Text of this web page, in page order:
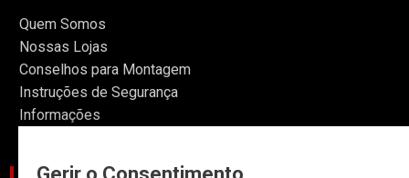
Quem Somos
Nossas Lojas
Conselhos para Montagem
Instruções de Segurança
Informações